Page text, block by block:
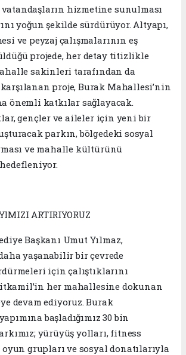
hizmetine sunulması
yoğun şekilde sürdürüyor. Altyapı,
ve peyzaj çalışmalarının eş
projede, her detay titizlikle
sakinleri tarafından da
proje, Burak Mahallesi’nin
önemli katkılar sağlayacak.
gençler ve aileler için yeni bir
parkın, bölgedeki sosyal
ve mahalle kültürünü
ARTIRIYORUZ
Başkanı Umut Yılmaz,
yaşanabilir bir çevrede
için çalıştıklarını
her mahallesine dokunan
devam ediyoruz. Burak
başladığımız 30 bin
yürüyüş yolları, fitness
grupları ve sosyal donatılarıyla